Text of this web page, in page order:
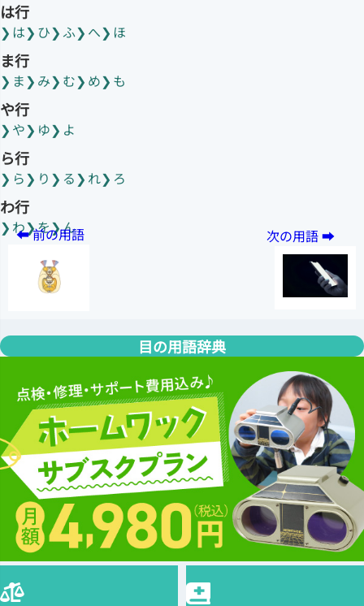
は行
は ひ ふ へ ほ
ま行
ま み む め も
や行
や ゆ よ
ら行
ら り る れ ろ
わ行
わ を ん
目の用語辞典